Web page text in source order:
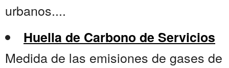
urbanos....
Huella de Carbono de Servicios
Medida de las emisiones de gases de